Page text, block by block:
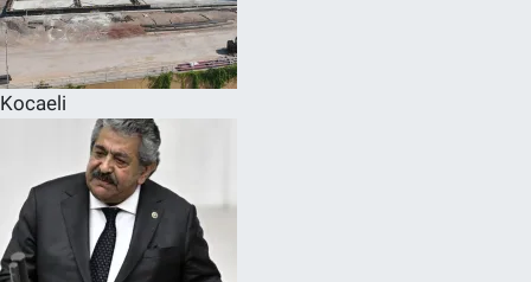
Kocaeli